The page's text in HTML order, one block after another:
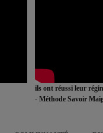
ils ont réussi leur
- Méthode Savoir